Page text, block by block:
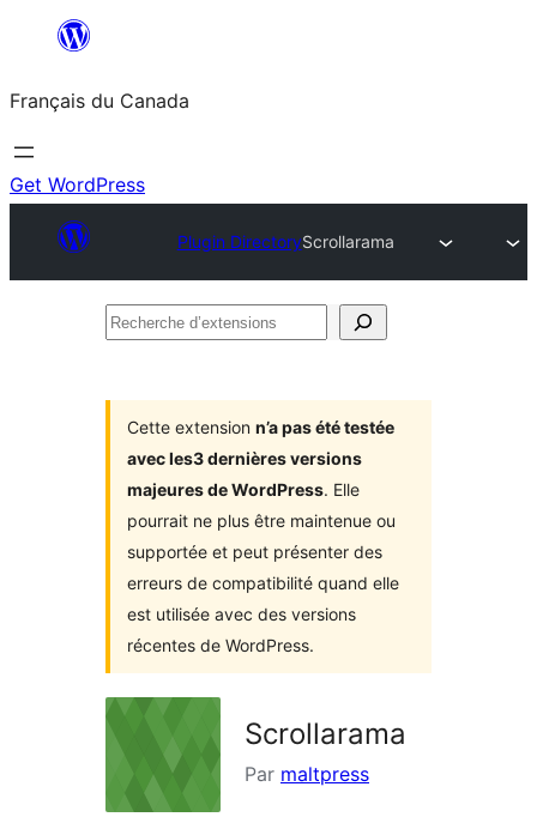
contenu
Français du Canada
Get WordPress
Plugin DirectoryScrollarama
Recherche
Cette extension n’a pas été testée
avec les3 dernières versions
majeures de WordPress. Elle
pourrait ne plus être maintenue ou
supportée et peut présenter des
erreurs de compatibilité quand elle
est utilisée avec des versions
récentes de WordPress.
Scrollarama
Par maltpress